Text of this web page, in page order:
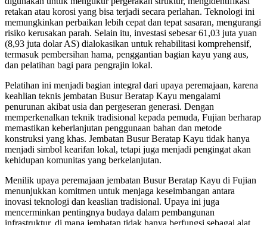
retakan atau korosi yang bisa terjadi secara perlahan. Teknologi ini
memungkinkan perbaikan lebih cepat dan tepat sasaran, mengurangi
risiko kerusakan parah. Selain itu, investasi sebesar 61,03 juta yuan
(8,93 juta dolar AS) dialokasikan untuk rehabilitasi komprehensif,
termasuk pembersihan hama, penggantian bagian kayu yang aus,
dan pelatihan bagi para pengrajin lokal.
Pelatihan ini menjadi bagian integral dari upaya peremajaan, karena
keahlian teknis jembatan Busur Beratap Kayu mengalami
penurunan akibat usia dan pergeseran generasi. Dengan
memperkenalkan teknik tradisional kepada pemuda, Fujian berharap
memastikan keberlanjutan penggunaan bahan dan metode
konstruksi yang khas. Jembatan Busur Beratap Kayu tidak hanya
menjadi simbol kearifan lokal, tetapi juga menjadi pengingat akan
kehidupan komunitas yang berkelanjutan.
Menilik upaya peremajaan jembatan Busur Beratap Kayu di Fujian
menunjukkan komitmen untuk menjaga keseimbangan antara
inovasi teknologi dan keaslian tradisional. Upaya ini juga
mencerminkan pentingnya budaya dalam pembangunan
infrastruktur, di mana jembatan tidak hanya berfungsi sebagai alat